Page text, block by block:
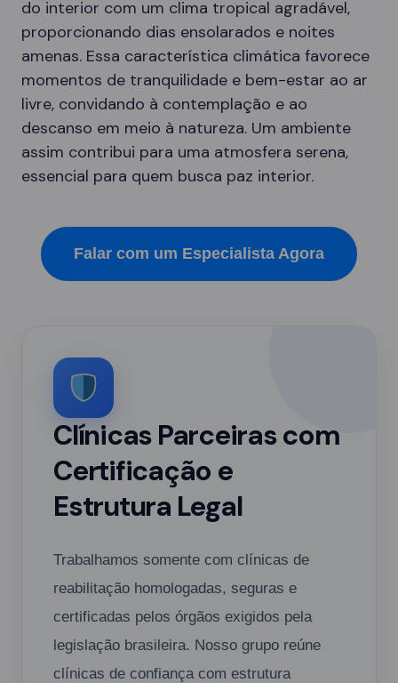
do interior com um clima tropical agradável,
proporcionando dias ensolarados e noites
amenas. Essa característica climática favorece
momentos de tranquilidade e bem-estar ao ar
livre, convidando à contemplação e ao
descanso em meio à natureza. Um ambiente
assim contribui para uma atmosfera serena,
essencial para quem busca paz interior.
Falar com um Especialista Agora
Clínicas Parceiras com
Certificação e
Estrutura Legal
Trabalhamos somente com clínicas de
reabilitação homologadas, seguras e
certificadas pelos órgãos exigidos pela
legislação brasileira. Nosso grupo reúne
clínicas de confiança com estrutura